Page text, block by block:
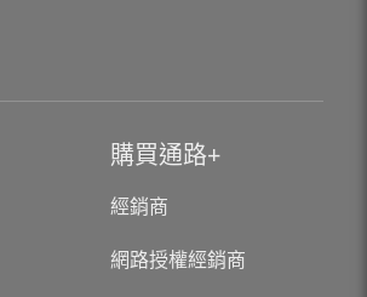
購買通路
經銷商
網路授權經銷商